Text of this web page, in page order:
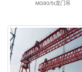
MG80/5t龙门吊